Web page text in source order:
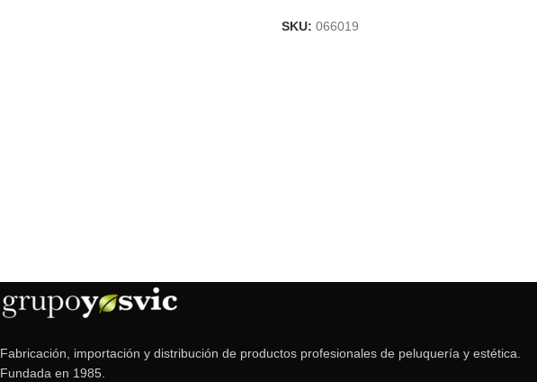
SKU: 066019
Fabricación, importación y distribución de productos profesionales de peluquería y estética.
Fundada en 1985.